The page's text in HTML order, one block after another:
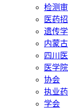
检测
医药
遗传学
内蒙
四川
医学
协会
执业
学会